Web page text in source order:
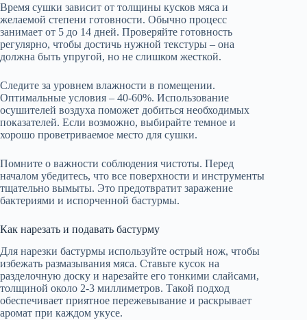
Время сушки зависит от толщины кусков мяса и
желаемой степени готовности. Обычно процесс
занимает от 5 до 14 дней. Проверяйте готовность
регулярно, чтобы достичь нужной текстуры – она
должна быть упругой, но не слишком жесткой.
Следите за уровнем влажности в помещении.
Оптимальные условия – 40-60%. Использование
осушителей воздуха поможет добиться необходимых
показателей. Если возможно, выбирайте темное и
хорошо проветриваемое место для сушки.
Помните о важности соблюдения чистоты. Перед
началом убедитесь, что все поверхности и инструменты
тщательно вымыты. Это предотвратит заражение
бактериями и испорченной бастурмы.
Как нарезать и подавать бастурму
Для нарезки бастурмы используйте острый нож, чтобы
избежать размазывания мяса. Ставьте кусок на
разделочную доску и нарезайте его тонкими слайсами,
толщиной около 2-3 миллиметров. Такой подход
обеспечивает приятное пережевывание и раскрывает
аромат при каждом укусе.